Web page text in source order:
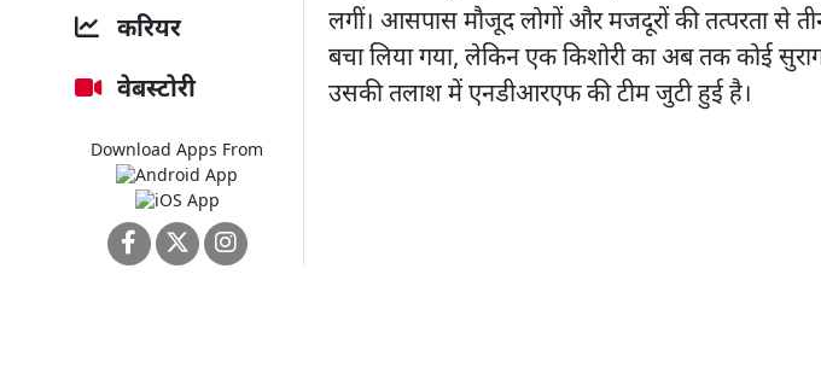
करियर
वेबस्टोरी
Download Apps From
लगीं। आसपास मौजूद लोगों और मजदूरों की तत्परता से तीन
बचा लिया गया, लेकिन एक किशोरी का अब तक कोई
उसकी तलाश में एनडीआरएफ की टीम जुटी हुई है।